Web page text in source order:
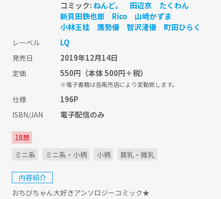
コミック:ねんど。 田辺京
たくわん
新貝田鉄也郎
Rico
山崎かずま
小林王桂
鷹勢優 智沢渚優 町田ひらく
レーベル LQ
発売日 2019年12月14日
定価 550円 （本体 500円＋税）
※電子書籍は各販売店により変動致します。
仕様 196P
ISBN/JAN 電子配信のみ
18禁
ミニ系
ミニ系・小柄 小柄 貧乳・微乳
内容紹介
おちびちゃん大好きアンソロジーコミック★